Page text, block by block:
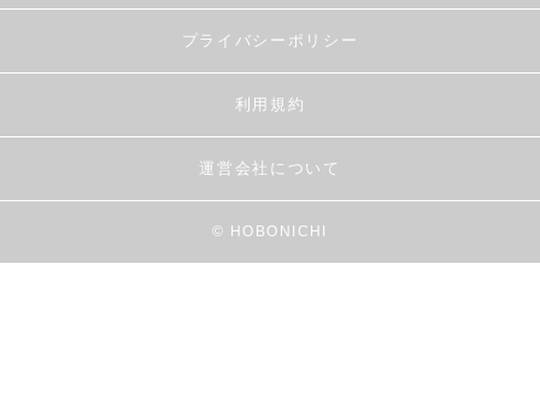
プライバシーポリシー
利用規約
運営会社について
© HOBONICHI